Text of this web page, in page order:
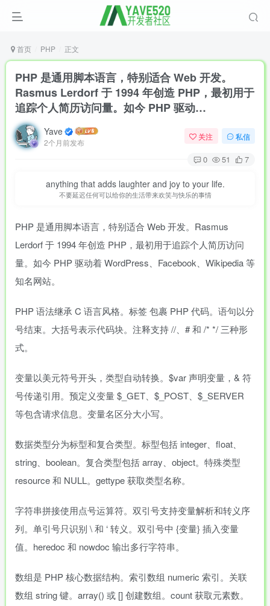
首页 PHP 正文
PHP 是通用脚本语言，特别适合 Web 开发。
Rasmus Lerdorf 于 1994 年创造 PHP，最初用于
追踪个人简历访问量。如今 PHP 驱动…
Yave
2个月前发布
关注 私信
0 51 7
anything that adds laughter and joy to your life.
不要延迟任何可以给你的生活带来欢笑与快乐的事情
PHP 是通用脚本语言，特别适合 Web 开发。Rasmus
Lerdorf 于 1994 年创造 PHP，最初用于追踪个人简历访问
量。如今 PHP 驱动着 WordPress、Facebook、Wikipedia 等
知名网站。
PHP 语法继承 C 语言风格。标签包裹 PHP 代码。语句以分
号结束。大括号表示代码块。注释支持 //、# 和 /* */ 三种形
式。
变量以美元符号开头，类型自动转换。$var 声明变量，& 符
号传递引用。预定义变量 $_GET、$_POST、$_SERVER
等包含请求信息。变量名区分大小写。
数据类型分为标型和复合类型。标型包括 integer、float、
string、boolean。复合类型包括 array、object。特殊类型
resource 和 NULL。gettype 获取类型名称。
字符串拼接使用点号运算符。双引号支持变量解析和转义序
列。单引号只识别 \ 和 ‘ 转义。双引号中 {变量} 插入变量
值。heredoc 和 nowdoc 输出多行字符串。
数组是 PHP 核心数据结构。索引数组 numeric 索引。关联
数组 string 键。array() 或 [] 创建数组。count 获取元素数。